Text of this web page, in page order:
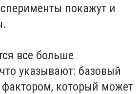
покажут и
все больше
указывают: базовый
фактором, который может